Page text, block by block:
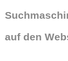
auf den